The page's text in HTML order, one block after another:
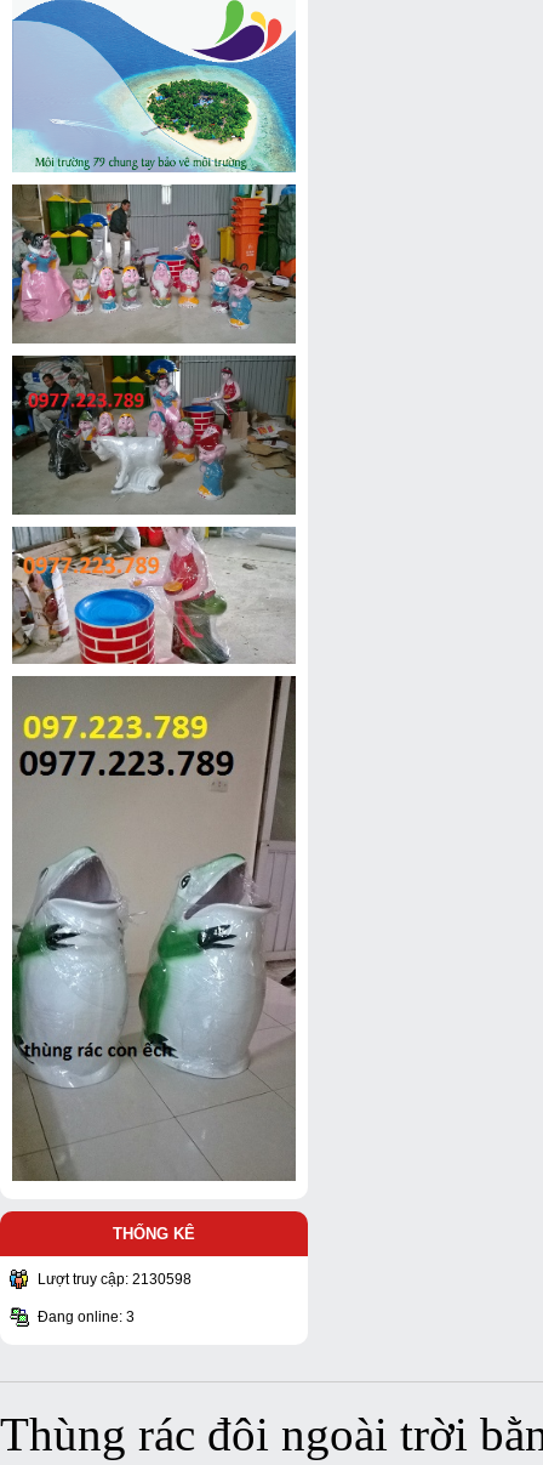
THỐNG KÊ
Lượt truy cập: 2130598
Đang online: 3
Thùng rác đôi ngoài trời